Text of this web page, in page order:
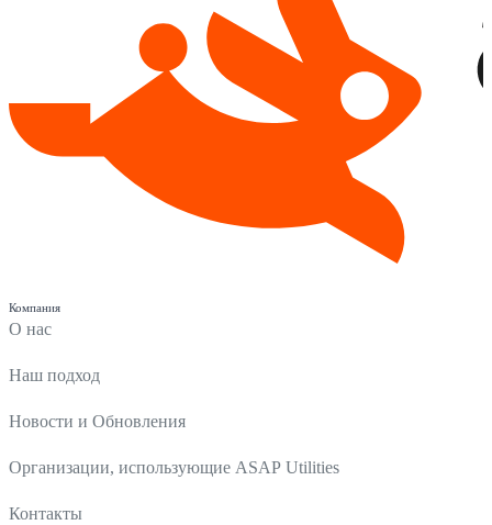
Компания
О нас
Наш подход
Новости и Обновления
Организации, использующие ASAP Utilities
Контакты